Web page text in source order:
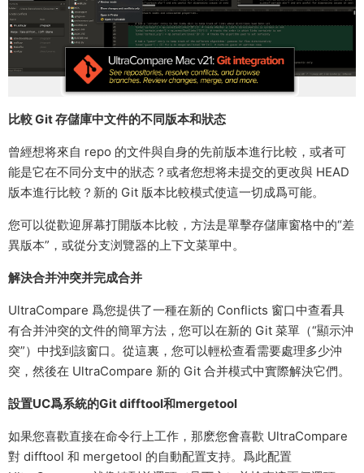
比較 Git 存儲庫中文件的不同版本和狀态
曾經想将來自 repo 的文件與自身的先前版本進行比較，或者可
能是它在不同分支中的狀态？或者您想将未提交的更改與 HEAD
版本進行比較？新的 Git 版本比較模式使這一切成爲可能。
您可以從歡迎屏幕打開版本比較，方法是單擊存儲庫窗格中的“差
異版本”，或從分支浏覽器的上下文菜單中。
解決合并沖突并完成合并
UltraCompare 爲您提供了一種在新的 Conflicts 窗口中查看具
有合并沖突的文件的簡單方法，您可以在新的 Git 菜單（“顯示沖
突”）中找到該窗口。從這裏，您可以輕松查看需要處理多少沖
突，然後在 UltraCompare 新的 Git 合并模式中實際解決它們。
設置UC爲系統的Git difftool和mergetool
如果您喜歡直接在命令行上工作，那麽您會喜歡 UltraCompare
對 difftool 和 mergetool 的自動配置支持。爲此配置